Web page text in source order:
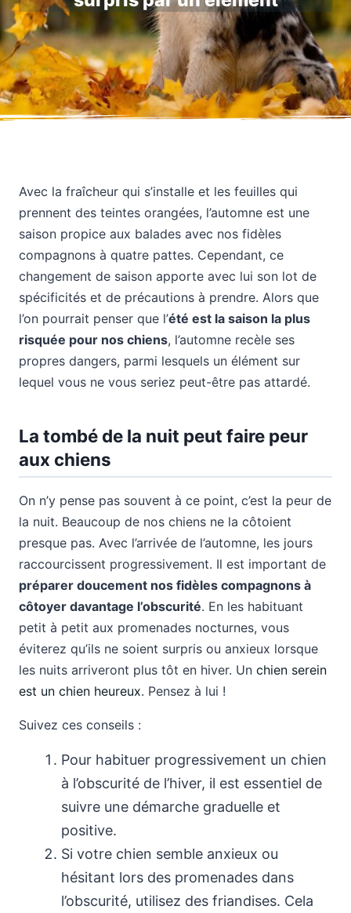
Avec la fraîcheur qui s’installe et les feuilles qui
prennent des teintes orangées, l’automne est une
saison propice aux balades avec nos fidèles
compagnons à quatre pattes. Cependant, ce
changement de saison apporte avec lui son lot de
spécificités et de précautions à prendre. Alors que
l’on pourrait penser que l’été est la saison la plus
risquée pour nos chiens, l’automne recèle ses
propres dangers, parmi lesquels un élément sur
lequel vous ne vous seriez peut-être pas attardé.
La tombé de la nuit peut faire peur
aux chiens
On n’y pense pas souvent à ce point, c’est la peur de
la nuit. Beaucoup de nos chiens ne la côtoient
presque pas. Avec l’arrivée de l’automne, les jours
raccourcissent progressivement. Il est important de
préparer doucement nos fidèles compagnons à
côtoyer davantage l’obscurité. En les habituant
petit à petit aux promenades nocturnes, vous
éviterez qu’ils ne soient surpris ou anxieux lorsque
les nuits arriveront plus tôt en hiver. Un chien serein
est un chien heureux. Pensez à lui !
Suivez ces conseils :
Pour habituer progressivement un chien
à l’obscurité de l’hiver, il est essentiel de
suivre une démarche graduelle et
positive.
Si votre chien semble anxieux ou
hésitant lors des promenades dans
l’obscurité, utilisez des friandises. Cela